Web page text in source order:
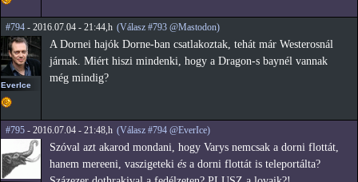
#794 - 2016.07.04 - 21:44,h (Válasz #793 @Mastodon)
EverIce
A Dornei hajók Dorne-ban csatlakoztak, tehát már Westerosnál
járnak. Miért hiszi mindenki, hogy a Dragon-s baynél vannak
még mindig?
#795 - 2016.07.04 - 21:48,h (Válasz #794 @EverIce)
Szóval azt akarod mondani, hogy Varys nemcsak a dorni flottát,
hanem mereeni, vaszigeteki és a dorni flottát is teleportálta?